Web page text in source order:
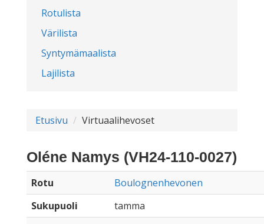
Rotulista
Värilista
Syntymämaalista
Lajilista
Etusivu Virtuaalihevoset
Oléne Namys (VH24-110-0027)
Rotu
Boulognenhevonen
Sukupuoli
tamma